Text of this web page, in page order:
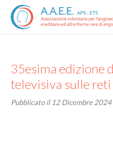
35esima edizione
televisiva sulle reti
Pubblicato il 12 Dicembre 2024